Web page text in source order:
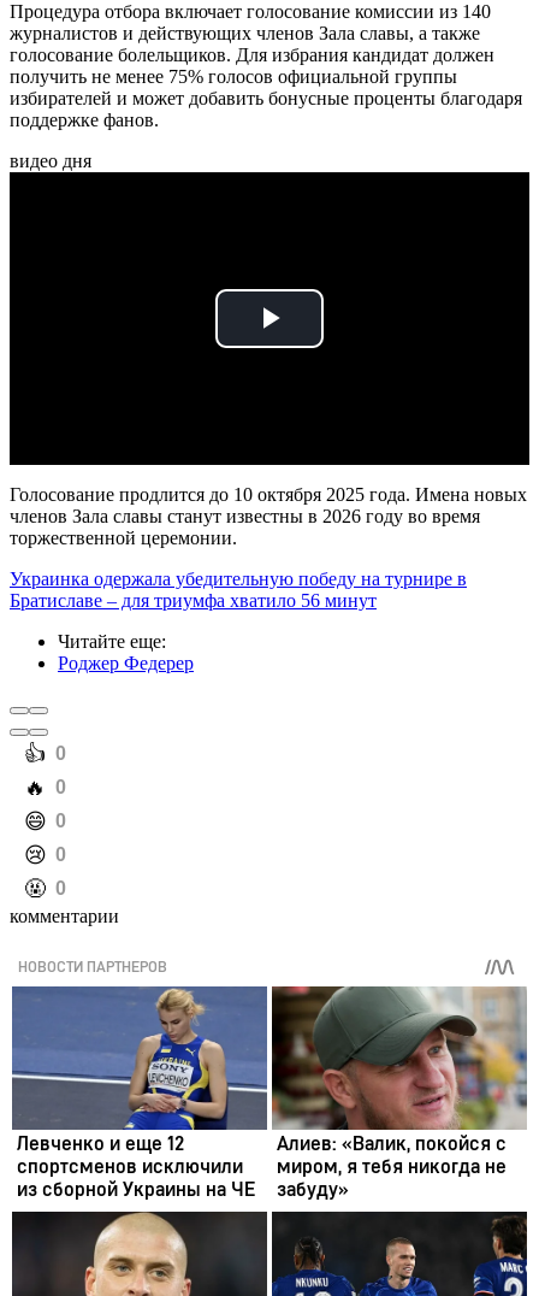
Процедура отбора включает голосование комиссии из 140
журналистов и действующих членов Зала славы, а также
голосование болельщиков. Для избрания кандидат должен
получить не менее 75% голосов официальной группы
избирателей и может добавить бонусные проценты благодаря
поддержке фанов.
видео дня
Play
Голосование продлится до 10 октября 2025 года. Имена новых
членов Зала славы станут известны в 2026 году во время
торжественной церемонии.
Украинка одержала убедительную победу на турнире в
Братиславе – для триумфа хватило 56 минут
Читайте еще:
Роджер Федерер
️👍 0
️🔥 0
️😄 0
️😢 0
️🤬 0
комментарии